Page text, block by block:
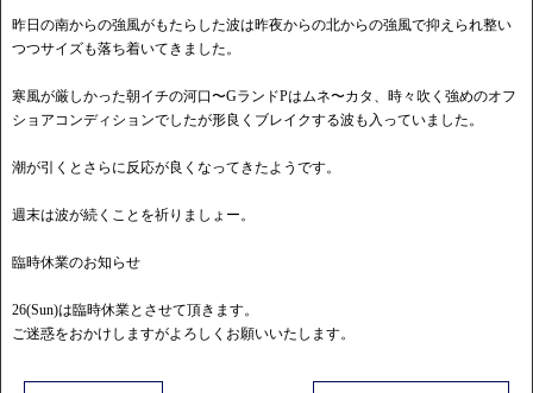
昨日の南からの強風がもたらした波は昨夜からの北からの強風で抑えられ整い
つつサイズも落ち着いてきました。
寒風が厳しかった朝イチの河口〜GランドPはムネ〜カタ、時々吹く強めのオフ
ショアコンディションでしたが形良くブレイクする波も入っていました。
潮が引くとさらに反応が良くなってきたようです。
週末は波が続くことを祈りましょー。
臨時休業のお知らせ
26(Sun)は臨時休業とさせて頂きます。
ご迷惑をおかけしますがよろしくお願いいたします。